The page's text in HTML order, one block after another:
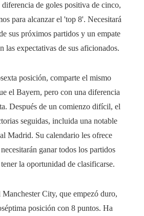
de goles positiva de cinco,
para alcanzar el 'top 8'. Necesitará
sus próximos partidos y un empate
las expectativas de sus aficionados.
posición, comparte el mismo
el Bayern, pero con una diferencia
Después de un comienzo difícil, el
seguidas, incluida una notable
Madrid. Su calendario les ofrece
ganar todos los partidos
la oportunidad de clasificarse.
City, que empezó duro,
posición con 8 puntos. Ha